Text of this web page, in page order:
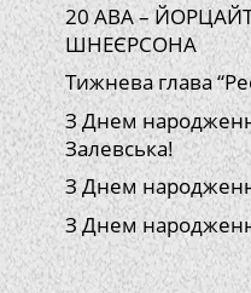
20 АВА – ЙОРЦАЙТ
ШНЕЄРСОНА
Тижнева глава
З Днем
Залевська!
З Днем
З Днем